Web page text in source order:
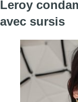
Leroy
avec sursis